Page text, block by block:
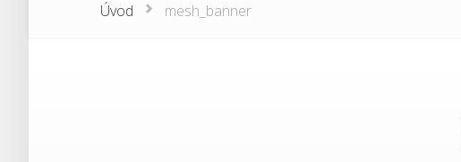
Úvod mesh_banner